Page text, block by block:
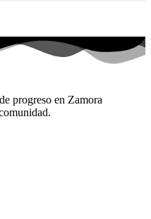
progreso en Zamora